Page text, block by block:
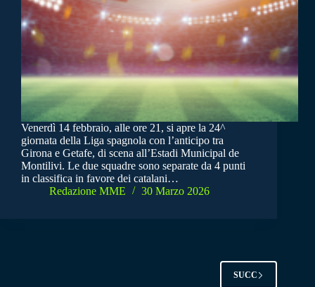
Venerdì 14 febbraio, alle ore 21, si apre la 24^
giornata della Liga spagnola con l’anticipo tra
Girona e Getafe, di scena all’Estadi Municipal de
Montilivi. Le due squadre sono separate da 4 punti
in classifica in favore dei catalani…
Redazione MME
30 Marzo 2026
SUCC